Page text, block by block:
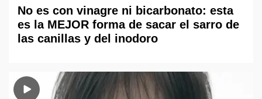
No es con vinagre ni bicarbonato: esta
es la MEJOR forma de sacar el sarro de
las canillas y del inodoro